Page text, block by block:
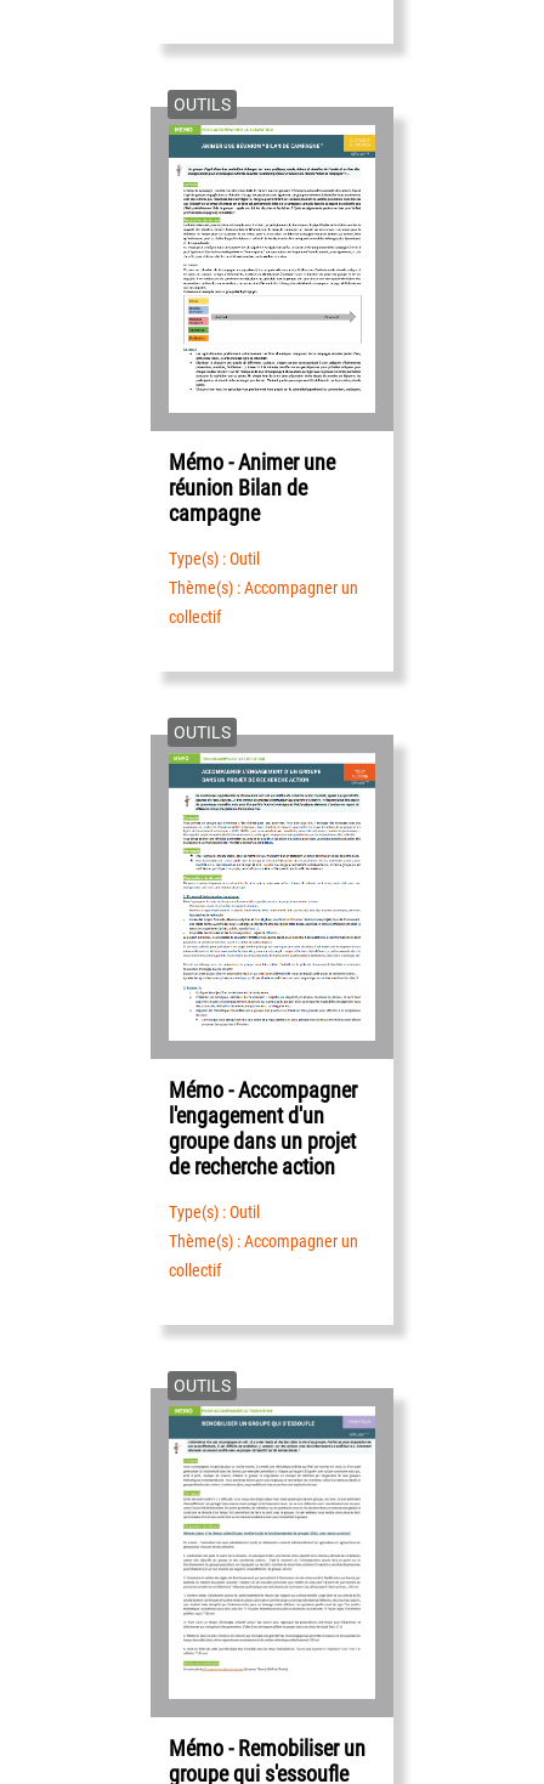
OUTILS
Mémo - Animer une
réunion Bilan de
campagne
Type(s) : Outil
Thème(s) : Accompagner un
collectif
OUTILS
Mémo - Accompagner
l'engagement d'un
groupe dans un projet
de recherche action
Type(s) : Outil
Thème(s) : Accompagner un
collectif
OUTILS
Mémo - Remobiliser un
groupe qui s'essoufle